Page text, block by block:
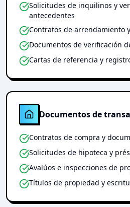
Solicitudes de inquilinos y
antecedentes
Contratos de arrendamiento
Documentos de verificación
Cartas de referencia y
Documentos de
Contratos de compra y
Solicitudes de hipoteca y
Avalúos e inspecciones de
Títulos de propiedad y